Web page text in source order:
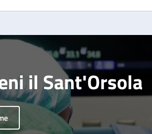
il Sant'Orsola